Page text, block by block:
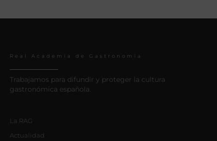
Real Academia de Gastronomía
Trabajamos para difundir y proteger la cultura
gastronómica española.
La RAG
Actualidad